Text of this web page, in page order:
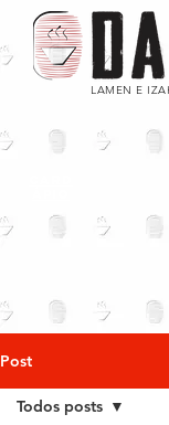
LAMEN E
Post
Todos posts